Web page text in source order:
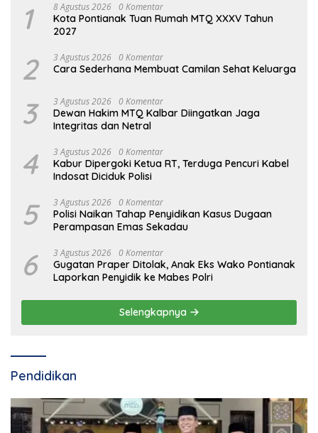
1 8 Agustus 2026 0 Komentar
Kota Pontianak Tuan Rumah MTQ XXXV Tahun
2027
2 3 Agustus 2026 0 Komentar
Cara Sederhana Membuat Camilan Sehat Keluarga
3 3 Agustus 2026 0 Komentar
Dewan Hakim MTQ Kalbar Diingatkan Jaga
Integritas dan Netral
4 3 Agustus 2026 0 Komentar
Kabur Dipergoki Ketua RT, Terduga Pencuri Kabel
Indosat Diciduk Polisi
5 3 Agustus 2026 0 Komentar
Polisi Naikan Tahap Penyidikan Kasus Dugaan
Perampasan Emas Sekadau
6 3 Agustus 2026 0 Komentar
Gugatan Praper Ditolak, Anak Eks Wako Pontianak
Laporkan Penyidik ke Mabes Polri
Selengkapnya
Pendidikan